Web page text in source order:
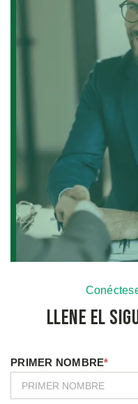
Llene el
PRIMER NOMBRE*